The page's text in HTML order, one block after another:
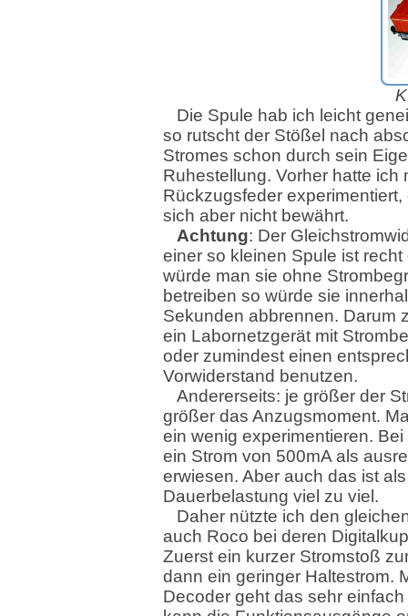
Die Spule hab ich leicht
so rutscht der Stößel nach
Stromes schon durch sein
Ruhestellung. Vorher hatte ich
Rückzugsfeder experimentiert,
sich aber nicht bewährt.
Achtung: Der
einer so kleinen Spule ist recht
würde man sie ohne
betreiben so würde sie
Sekunden abbrennen. Darum
ein Labornetzgerät mit
oder zumindest einen
Vorwiderstand benutzen.
Andererseits: je größer der
größer das Anzugsmoment.
ein wenig experimentieren.
ein Strom von 500mA als
erwiesen. Aber auch das ist als
Dauerbelastung viel zu viel.
Daher nützte ich den
auch Roco bei deren
Zuerst ein kurzer Stromstoß
dann ein geringer Haltestrom.
Decoder geht das sehr